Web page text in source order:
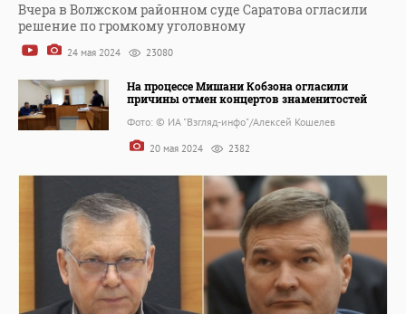
Вчера в Волжском районном суде Саратова огласили
решение по громкому уголовному
24 мая 2024 23080
На процессе Мишани Кобзона огласили
причины отмен концертов знаменитостей
Фото: © ИА "Взгляд-инфо"/Алексей Кошелев
20 мая 2024 2382